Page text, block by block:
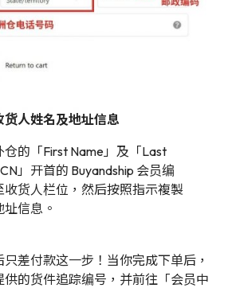
货人姓名及地址信息
的「First Name」及「Last
」开首的 Buyandship 会员编
收货人栏位，然后按照指示複製
信息。
差付款这一步！当你完成下单后，
的货件追踪编号，并前往「会员中